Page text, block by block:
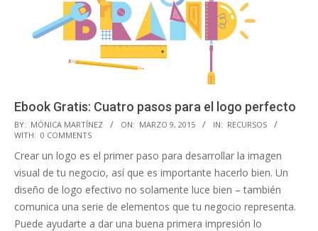
Ebook Gratis: Cuatro pasos para el logo perfecto
2015-
03-
09
BY: MÓNICA MARTÍNEZ ON: MARZO 9, 2015 IN: RECURSOS
WITH: 0 COMMENTS
Crear un logo es el primer paso para desarrollar la imagen
visual de tu negocio, así que es importante hacerlo bien. Un
diseño de logo efectivo no solamente luce bien – también
comunica una serie de elementos que tu negocio representa.
Puede ayudarte a dar una buena primera impresión lo